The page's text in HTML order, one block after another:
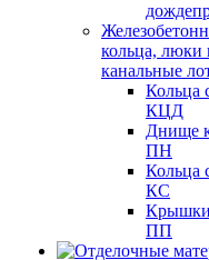
кольца, люки
канальные
Кольца
КЦД
Днище
ПН
Кольца
КС
Крышки
ПП